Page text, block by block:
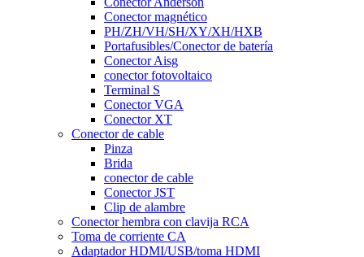
Conector magnético
PH/ZH/VH/SH/XY/XH/HXB
Portafusibles/Conector de batería
Conector Aisg
conector fotovoltaico
Terminal S
Conector VGA
Conector XT
Conector de cable
Pinza
Brida
conector de cable
Conector JST
Clip de alambre
Conector hembra con clavija RCA
Toma de corriente CA
Adaptador HDMI/USB/toma HDMI